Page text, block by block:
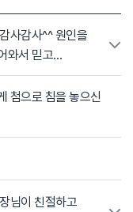
사감사^^ 원인을
와서 믿고
감사 합니다~
첨으로 침을 놓으신
님이 친절하고